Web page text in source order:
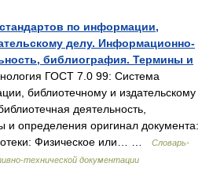
по информации,
делу. Информационно-
библиография. Термины и
ГОСТ 7.0 99: Система
библиотечному и издательскому
деятельность,
определения оригинал документа:
Физическое или… …
Словарь-
технической документации